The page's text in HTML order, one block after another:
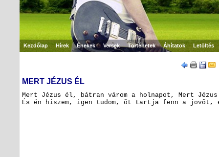
Kezdőlap Hírek Énekek Versek Történetek Áhítatok Letöltés
MERT JÉZUS ÉL
Mert Jézus él, bátran várom a holnapot,
Mert
És én hiszem, igen tudom, õt tartja fenn a jövõt,